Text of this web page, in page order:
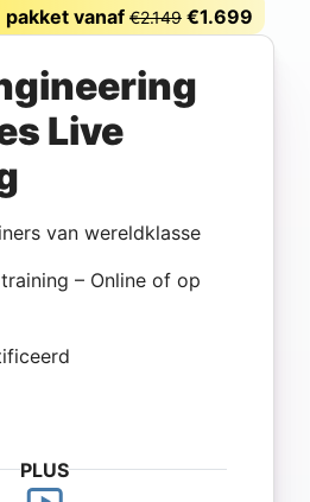
pakket vanaf€2.149€1.699
Live
van wereldklasse
– Online of op
PLUS